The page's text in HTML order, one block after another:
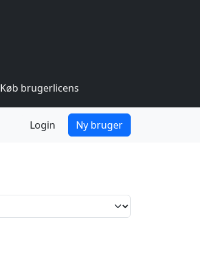
Køb brugerlicens
Login Ny bruger